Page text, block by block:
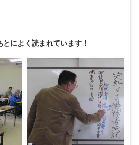
とによく読まれています！